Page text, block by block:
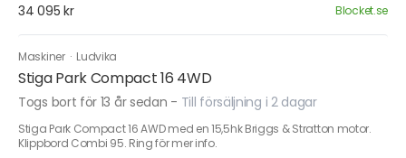
34 095 kr Blocket.se
Maskiner · Ludvika
Stiga Park Compact 16 4WD
Togs bort för 13 år sedan - Till försäljning i 2 dagar
Stiga Park Compact 16 AWD med en 15,5hk Briggs & Stratton motor.
Klippbord Combi 95. Ring för mer info.